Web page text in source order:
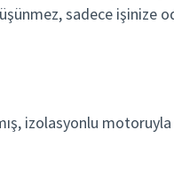
sadece işinize
izolasyonlu